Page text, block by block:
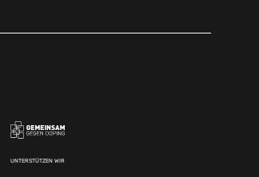
UNTERSTÜTZEN WIR